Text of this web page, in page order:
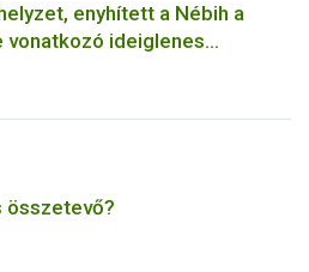
enyhített a Nébih a
ideiglenes
összetevő?